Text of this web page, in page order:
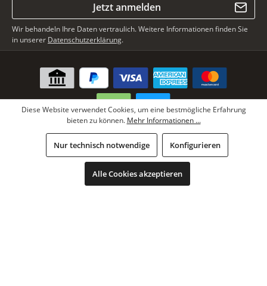
Jetzt anmelden
Wir behandeln Ihre Daten vertraulich. Weitere Informationen finden Sie
in unserer Datenschutzerklärung.
vorbehalten.
* Alle Preise inkl. gesetzl. Mehrwertsteuer zzgl.Versandkosten, wenn
nicht anders angegeben.
Diese Website verwendet Cookies, um eine bestmögliche Erfahrung
bieten zu können. Mehr Informationen ...
Nur technisch notwendige Konfigurieren
Alle Cookies akzeptieren